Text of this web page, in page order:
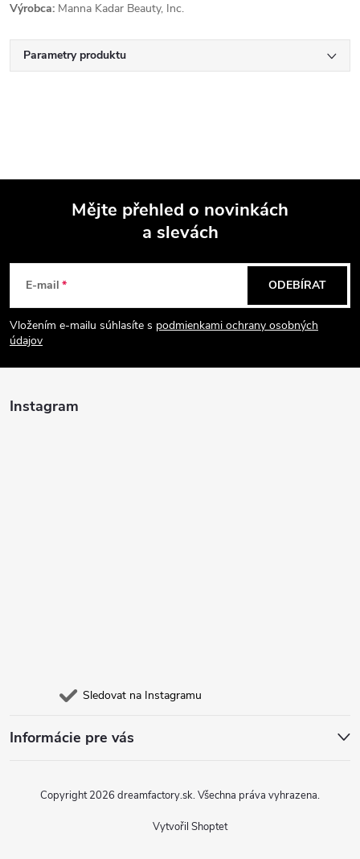
Výrobca: Manna Kadar Beauty, Inc.
Parametry produktu
p
a
Mějte přehled o novinkách
a slevách
E-mail
Vložením e-mailu súhlasíte s podmienkami ochrany osobných
údajov
ODEBÍRAT
Instagram
Sledovat na Instagramu
Informácie pre vás
Vytvořil Shoptet
Copyright 2026 dreamfactory.sk. Všechna práva vyhrazena.